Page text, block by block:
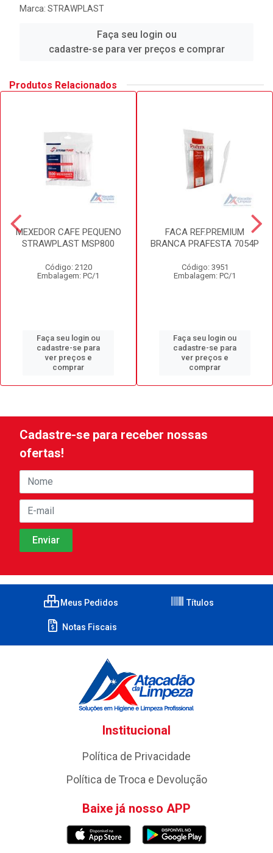
Marca: STRAWPLAST
Faça seu login ou
cadastre-se para ver preços e comprar
Produtos Relacionados
MEXEDOR CAFE PEQUENO
STRAWPLAST MSP800
Código: 2120
Embalagem: PC/1
Faça seu login ou
cadastre-se para
ver preços e
comprar
FACA REF.PREMIUM
BRANCA PRAFESTA 7054P
Código: 3951
Embalagem: PC/1
Faça seu login ou
cadastre-se para
ver preços e
comprar
Cadastre-se para receber nossas
ofertas!
Meus Pedidos Títulos
Notas Fiscais
Institucional
Política de Privacidade
Política de Troca e Devolução
Baixe já nosso APP